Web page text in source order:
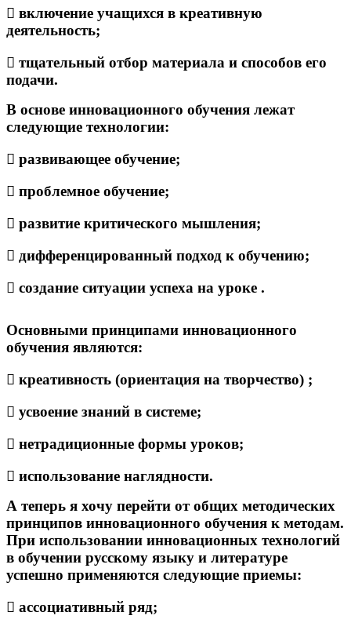
 включение учащихся в креативную
деятельность;
 тщательный отбор материала и способов его
подачи.
В основе инновационного обучения лежат
следующие технологии:
 развивающее обучение;
 проблемное обучение;
 развитие критического мышления;
 дифференцированный подход к обучению;
 создание ситуации успеха на уроке .
Основными принципами инновационного
обучения являются:
 креативность (ориентация на творчество) ;
 усвоение знаний в системе;
 нетрадиционные формы уроков;
 использование наглядности.
А теперь я хочу перейти от общих методических
принципов инновационного обучения к методам.
При использовании инновационных технологий
в обучении русскому языку и литературе
успешно применяются следующие приемы:
 ассоциативный ряд;